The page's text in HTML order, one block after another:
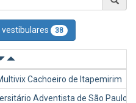
38
Cachoeiro de Itapemirim
Adventista de São Paulo